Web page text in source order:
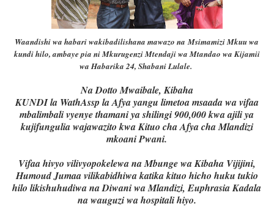
Waandishi wa habari wakibadilishana mawazo naMsimamizi Mkuu wa
kundi hilo, ambaye pia ni Mkurugenzi Mtendaji wa Mtandao wa Kijamii
wa Habarika 24, Shabani Lulale.
Na Dotto Mwaibale, Kibaha
KUNDI la WathAssp la Afya yangu limetoa msaada wa vifaa
mbalimbali vyenye thamani ya shilingi 900,000 kwa ajili ya
kujifungulia wajawazito kwa Kituo cha Afya cha Mlandizi
mkoani Pwani.
Vifaa hivyo vilivyopokelewa na Mbunge wa Kibaha Vijijini,
Humoud Jumaa vilikabidhiwa katika kituo hicho huku tukio
hilo likishuhudiwa na Diwani wa Mlandizi, Euphrasia Kadala
na wauguzi wa hospitali hiyo.